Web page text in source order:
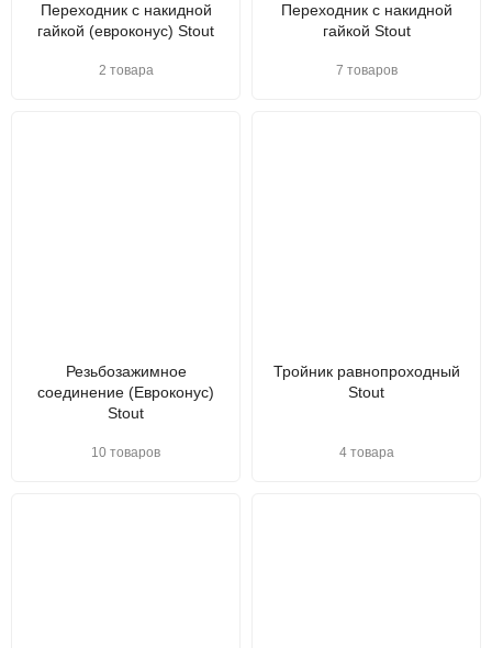
Переходник с накидной
гайкой (евроконус) Stout
2 товара
Переходник с накидной
гайкой Stout
7 товаров
Резьбозажимное
соединение (Евроконус)
Stout
10 товаров
Тройник равнопроходный
Stout
4 товара